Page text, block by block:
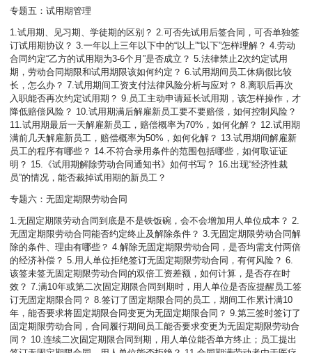
专题五：试用期管理
1.试用期、见习期、学徒期的区别？ 2.可否先试用后签合同，可否单独签
订试用期协议？ 3.一年以上三年以下中的“以上”“以下”怎样理解？ 4.劳动
合同约定“乙方的试用期为3-6个月”是否成立？ 5.法律禁止2次约定试用
期，劳动合同期限和试用期限该如何约定？ 6.试用期间员工休病假比较
长，怎么办？ 7.试用期间工资支付法律风险分析与应对？ 8.离职后再次
入职能否再次约定试用期？ 9.员工主动申请延长试用期，该怎样操作，才
降低赔偿风险？ 10.试用期满后解雇新员工要不要赔偿，如何控制风险？
11.试用期最后一天解雇新员工，赔偿概率为70%，如何化解？ 12.试用期
满前几天解雇新员工，赔偿概率为50%，如何化解？ 13.试用期间解雇新
员工的程序有哪些？ 14.不符合录用条件的范围包括哪些，如何取证证
明？ 15.《试用期解除劳动合同通知书》如何书写？ 16.出现“经济性裁
员”的情况，能否裁掉试用期的新员工？
专题六：无固定期限劳动合同
1.无固定期限劳动合同到底是不是铁饭碗，会不会增加用人单位成本？ 2.
无固定期限劳动合同能否约定终止及解除条件？ 3.无固定期限劳动合同解
除的条件、理由有哪些？ 4.解除无固定期限劳动合同，是否均需支付两倍
的经济补偿？ 5.用人单位拒绝签订无固定期限劳动合同，有何风险？ 6.
该签未签无固定期限劳动合同的双倍工资差额，如何计算，是否存在时
效？ 7.满10年或第二次固定期限合同到期时，用人单位是否应提醒员工签
订无固定期限合同？ 8.签订了固定期限合同的员工，期间工作累计满10
年，能否要求将固定期限合同变更为无固定期限合同？ 9.第三签时签订了
固定期限劳动合同，合同履行期间员工能否要求变更为无固定期限劳动合
同？ 10.连续二次固定期限合同到期，用人单位能否单方终止；员工提出